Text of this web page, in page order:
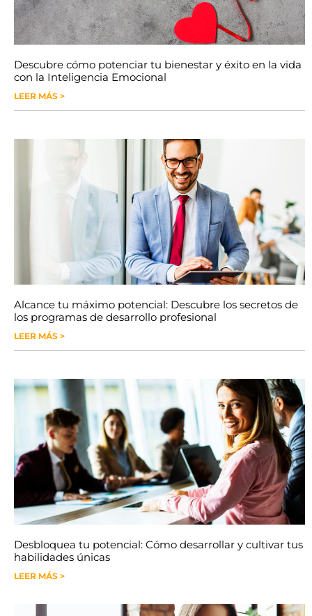
Descubre cómo potenciar tu bienestar y éxito en la vida
con la Inteligencia Emocional
LEER MÁS >
Alcance tu máximo potencial: Descubre los secretos de
los programas de desarrollo profesional
LEER MÁS >
Desbloquea tu potencial: Cómo desarrollar y cultivar tus
habilidades únicas
LEER MÁS >